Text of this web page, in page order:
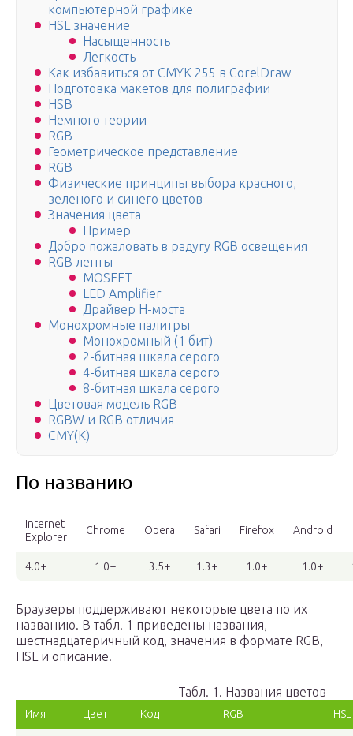
компьютерной графике
HSL значение
Насыщенность
Легкость
Как избавиться от CMYK 255 в CorelDraw
Подготовка макетов для полиграфии
HSB
Немного теории
RGB
Геометрическое представление
RGB
Физические принципы выбора красного,
зеленого и синего цветов
Значения цвета
Пример
Добро пожаловать в радугу RGB освещения
RGB ленты
MOSFET
LED Amplifier
Драйвер Н-моста
Монохромные палитры
Монохромный (1 бит)
2-битная шкала серого
4-битная шкала серого
8-битная шкала серого
Цветовая модель RGB
RGBW и RGB отличия
CMY(K)
По названию
Internet
Explorer
Chrome Opera Safari Firefox Android
4.0+ 1.0+ 3.5+ 1.3+ 1.0+ 1.0+
Браузеры поддерживают некоторые цвета по их
названию. В табл. 1 приведены названия,
шестнадцатеричный код, значения в формате RGB,
HSL и описание.
Табл. 1. Названия цветов
Имя Цвет Код RGB HSL